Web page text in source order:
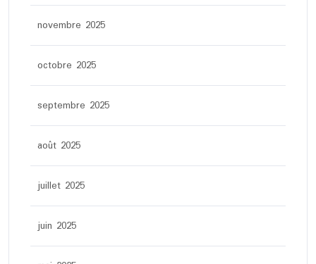
novembre 2025
octobre 2025
septembre 2025
août 2025
juillet 2025
juin 2025